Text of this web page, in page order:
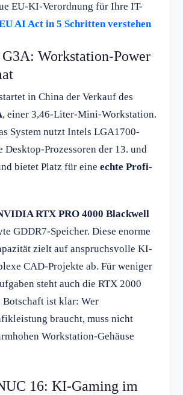
EU-KI-Verordnung für Ihre IT-
AI Act in 5 Schritten verstehen
Workstation-Power
in China der Verkauf des
, einer 3,46-Liter-Mini-Workstation.
System nutzt Intels LGA1700-
Desktop-Prozessoren der 13. und
bietet Platz für eine echte Profi-
RTX PRO 4000 Blackwell
GDDR7-Speicher. Diese enorme
zielt auf anspruchsvolle KI-
CAD-Projekte ab. Für weniger
steht auch die RTX 2000
Botschaft ist klar: Wer
braucht, muss nicht
Workstation-Gehäuse
16: KI-Gaming im